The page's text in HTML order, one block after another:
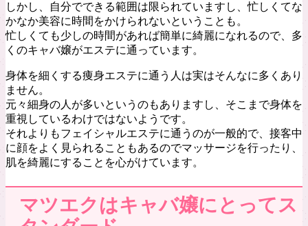
しかし、自分でできる範囲は限られていますし、忙しくてな
かなか美容に時間をかけられないということも。
忙しくても少しの時間があれば簡単に綺麗になれるので、多
くのキャバ嬢がエステに通っています。
身体を細くする痩身エステに通う人は実はそんなに多くあり
ません。
元々細身の人が多いというのもありますし、そこまで身体を
重視しているわけではないようです。
それよりもフェイシャルエステに通うのが一般的で、接客中
に顔をよく見られることもあるのでマッサージを行ったり、
肌を綺麗にすることを心がけています。
マツエクはキャバ嬢にとってス